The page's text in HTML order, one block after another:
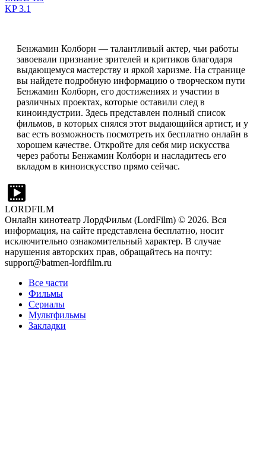
KP3.1
Бенжамин Колборн — талантливый актер, чьи работы
завоевали признание зрителей и критиков благодаря
выдающемуся мастерству и яркой харизме. На странице
вы найдете подробную информацию о творческом пути
Бенжамин Колборн, его достижениях и участии в
различных проектах, которые оставили след в
киноиндустрии. Здесь представлен полный список
фильмов, в которых снялся этот выдающийся артист, и у
вас есть возможность посмотреть их бесплатно онлайн в
хорошем качестве. Откройте для себя мир искусства
через работы Бенжамин Колборн и насладитесь его
вкладом в киноискусство прямо сейчас.
LORDFILM
Онлайн кинотеатр ЛордФильм (LordFilm) © 2026. Вся
информация, на сайте представлена бесплатно, носит
исключительно ознакомительный характер. В случае
нарушения авторских прав, обращайтесь на почту:
support@batmen-lordfilm.ru
Все части
Фильмы
Сериалы
Мультфильмы
Закладки